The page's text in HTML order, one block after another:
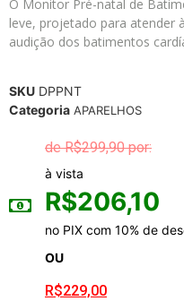
O Monitor Pré-natal de
leve, projetado para atender
audição dos batimentos
SKU DPPNT
Categoria APARELHOS
R$299,90
R$229,00
à vista
R$206,10
no PIX com 10% de
OU